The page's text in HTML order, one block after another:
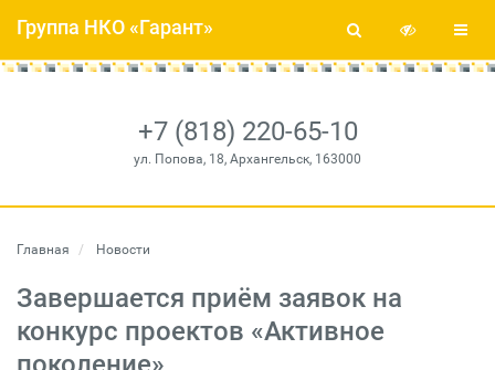
+7 (818) 220-65-10
ул. Попова, 18, Архангельск, 163000
Группа НКО «Гарант»
Главная Новости
Завершается приём заявок на
конкурс проектов «Активное